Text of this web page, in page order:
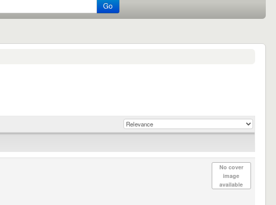
Go
No cover
image
available